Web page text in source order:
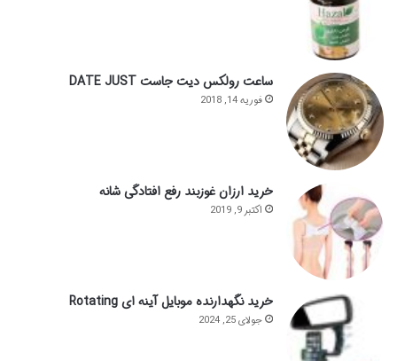
ساعت رولکس دیت جاست DATE JUST
فوریه 14, 2018
خرید ارزان غوزبند رفع افتادگی شانه
اکتبر 9, 2019
خرید نگهدارنده موبایل آینه ای Rotating
جولای 25, 2024